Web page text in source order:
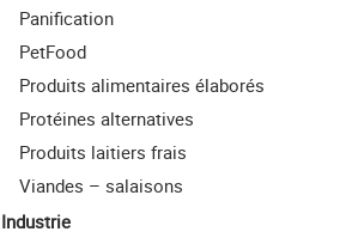
Panification
PetFood
Produits alimentaires élaborés
Protéines alternatives
Produits laitiers frais
Viandes – salaisons
Industrie